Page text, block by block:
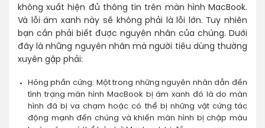
không xuất hiện đủ thông tin trên màn hình MacBook.
Và lỗi ám xanh này sẽ không phải là lỗi lớn. Tuy nhiên
bạn cần phải biết được nguyên nhân của chúng. Dưới
đây là những nguyên nhân mà người tiêu dùng thường
xuyên gặp phải:
Hỏng phần cứng: Một trong những nguyên nhân dẫn đến
tình trạng màn hình MacBook bị ám xanh đó là do màn
hình đã bị va chạm hoặc có thể bị những vật cứng tác
động mạnh đến chúng và khiến màn hình bị chập màu